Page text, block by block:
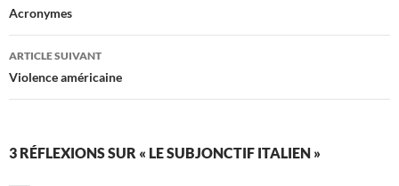
des
articles
Acronymes
ARTICLE SUIVANT
Violence américaine
3 RÉFLEXIONS SUR « LE SUBJONCTIF ITALIEN »